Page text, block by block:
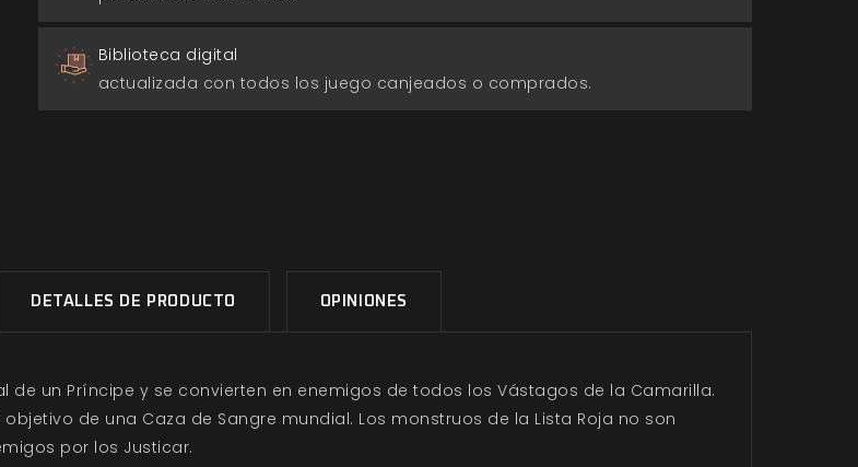
Biblioteca digital
actualizada con todos los juego canjeados o comprados.
DETALLES DE PRODUCTO OPINIONES
un Príncipe y se convierten en enemigos de todos los Vástagos de la Camarilla.
de una Caza de Sangre mundial. Los monstruos de la Lista Roja no son
por los Justicar.